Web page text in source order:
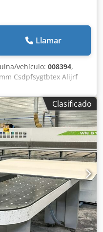
Llamar
vehículo: 008394,
Csdpfsygtbtex Alijrf
mm Máxima proyección
de pinzas de sujeción:
Clasificado